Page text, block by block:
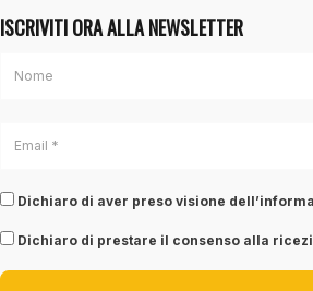
ISCRIVITI ORA ALLA NEWSLETTER
Dichiaro di aver preso visione
Dichiaro di prestare il consenso alla